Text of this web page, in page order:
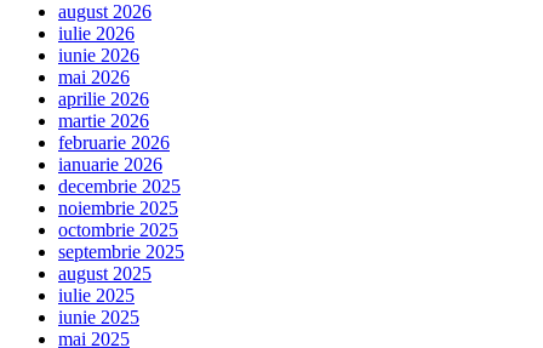
august 2026
iulie 2026
iunie 2026
mai 2026
aprilie 2026
martie 2026
februarie 2026
ianuarie 2026
decembrie 2025
noiembrie 2025
octombrie 2025
septembrie 2025
august 2025
iulie 2025
iunie 2025
mai 2025